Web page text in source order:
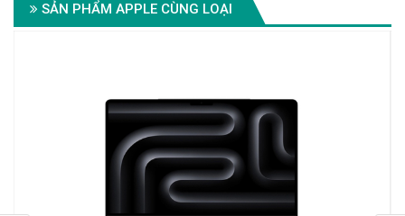
SẢN PHẨM APPLE CÙNG LOẠI